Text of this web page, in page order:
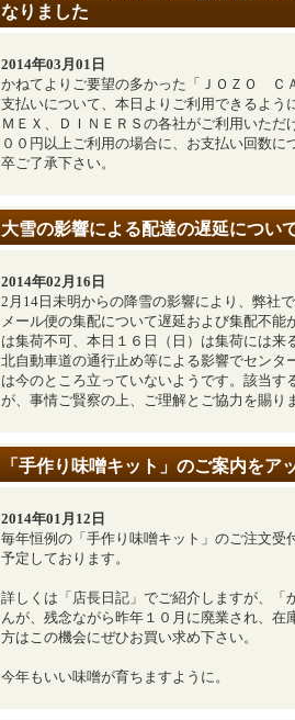
なりました
2014年03月01日
かねてよりご要望の多かった「ＪＯＺＯ Ｃ
支払いについて、本日よりご利用できるよう
ＭＥＸ、ＤＩＮＥＲＳの各社がご利用いた
００円以上ご利用の場合に、お支払い回数
卒ご了承下さい。
大雪の影響による配達の遅延につい
2014年02月16日
2月14日未明からの降雪の影響により、弊社
メール便の集配について遅延および集配不能
は集荷不可、本日１６日（日）は集荷には
北自動車道の通行止め等による影響でセン
は今のところ立っていないようです。該当
が、事情ご賢察の上、ご理解とご協力を賜り
「手作り味噌キット」のご案内をア
2014年01月12日
毎年恒例の「手作り味噌キット」のご注文
予定しております。
詳しくは「店長日記」でご紹介しますが、「
んが、残念ながら昨年１０月に廃業され、
方はこの機会にぜひお買い求め下さい。
今年もいい味噌が育ちますように。